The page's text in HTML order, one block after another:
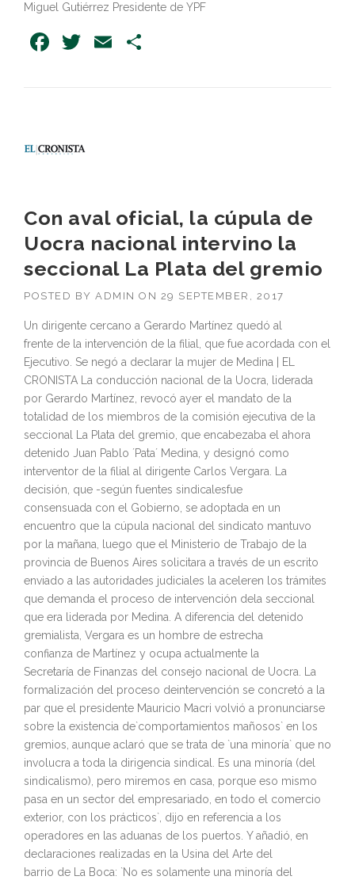
Miguel Gutiérrez Presidente de YPF
Facebook
Twitter
Email
Con aval oficial, la cúpula de
Uocra nacional intervino la
seccional La Plata del gremio
POSTED BY ADMIN ON 29 SEPTEMBER, 2017
Un dirigente cercano a Gerardo Martínez quedó al
frente de la intervención de la filial, que fue acordada con el
Ejecutivo. Se negó a declarar la mujer de Medina | EL
CRONISTA La conducción nacional de la Uocra, liderada
por Gerardo Martínez, revocó ayer el mandato de la
totalidad de los miembros de la comisión ejecutiva de la
seccional La Plata del gremio, que encabezaba el ahora
detenido Juan Pablo ´Pata´ Medina, y designó como
interventor de la filial al dirigente Carlos Vergara. La
decisión, que -según fuentes sindicalesfue
consensuada con el Gobierno, se adoptada en un
encuentro que la cúpula nacional del sindicato mantuvo
por la mañana, luego que el Ministerio de Trabajo de la
provincia de Buenos Aires solicitara a través de un escrito
enviado a las autoridades judiciales la aceleren los trámites
que demanda el proceso de intervención dela seccional
que era liderada por Medina. A diferencia del detenido
gremialista, Vergara es un hombre de estrecha
confianza de Martínez y ocupa actualmente la
Secretaría de Finanzas del consejo nacional de Uocra. La
formalización del proceso deintervención se concretó a la
par que el presidente Mauricio Macri volvió a pronunciarse
sobre la existencia de`comportamientos mañosos` en los
gremios, aunque aclaró que se trata de `una minoría` que no
involucra a toda la dirigencia sindical. Es una minoría (del
sindicalismo), pero miremos en casa, porque eso mismo
pasa en un sector del empresariado, en todo el comercio
exterior, con los prácticos`, dijo en referencia a los
operadores en las aduanas de los puertos. Y añadió, en
declaraciones realizadas en la Usina del Arte del
barrio de La Boca: `No es solamente una minoría del